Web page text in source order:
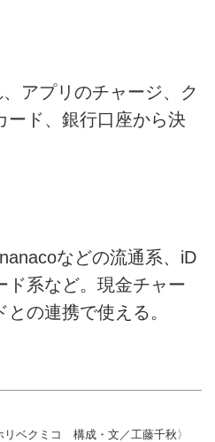
アプリのチャージ、ク
ード、銀行口座から決
などの流通系、iD
ド系など。現金チャー
の連携で使える。
ベクミコ 構成・文／工藤千秋〉